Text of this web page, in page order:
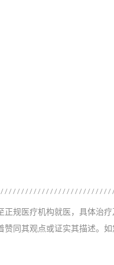
规医疗机构就医，具体治
同其观点或证实其描述。